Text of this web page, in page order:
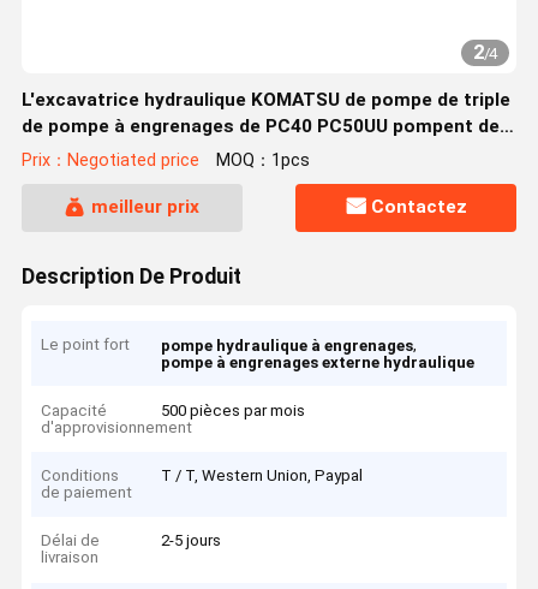
2/4
L'excavatrice hydraulique KOMATSU de pompe de triple
de pompe à engrenages de PC40 PC50UU pompent des
pièces
Prix：Negotiated price MOQ：1pcs
meilleur prix Contactez
Description De Produit
Le point fort pompe hydraulique à engrenages,
pompe à engrenages externe hydraulique
Capacité
d'approvisionnement
500 pièces par mois
Conditions
de paiement
T / T, Western Union, Paypal
Délai de
livraison
2-5 jours